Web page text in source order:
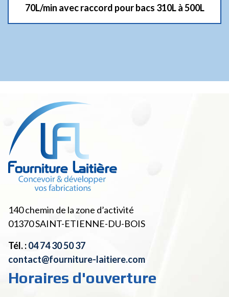
70L/min avec raccord pour bacs 310L à 500L
140 chemin de la zone d’activité
01370SAINT-ETIENNE-DU-BOIS
Tél. :04 74 30 50 37
contact@fourniture-laitiere.com
Horaires d'ouverture